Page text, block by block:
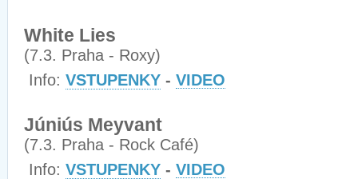
White Lies
(7.3. Praha - Roxy)
Info: VSTUPENKY - VIDEO
Júniús Meyvant
(7.3. Praha - Rock Café)
Info: VSTUPENKY - VIDEO